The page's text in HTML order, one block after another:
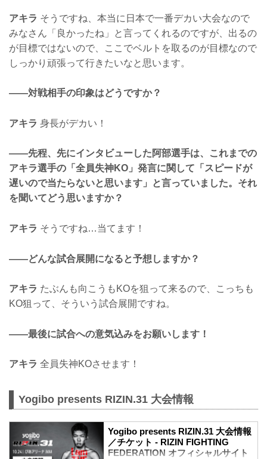
アキラ そうですね、本当に日本で一番デカい大会なので
みなさん「良かったね」と言ってくれるのですが、出るの
が目標ではないので、ここでベルトを取るのが目標なので
しっかり頑張って行きたいなと思います。
——対戦相手の印象はどうですか？
アキラ 身長がデカい！
——先程、先にインタビューした阿部選手は、これまでの
アキラ選手の「全員失神KO」発言に関して「スピードが
遅いので当たらないと思います」と言っていました。それ
を聞いてどう思いますか？
アキラ そうですね…当てます！
——どんな試合展開になると予想しますか？
アキラ たぶんも向こうもKOを狙って来るので、こっちも
KO狙って、そういう試合展開ですね。
——最後に試合への意気込みをお願いします！
アキラ 全員失神KOさせます！
Yogibo presents RIZIN.31 大会情報
Yogibo presents RIZIN.31 大会情報
／チケット - RIZIN FIGHTING
FEDERATION オフィシャルサイト